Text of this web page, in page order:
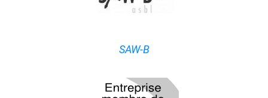
SAW-B